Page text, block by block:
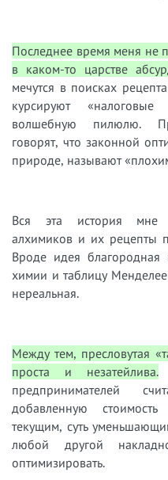
Последнее время меня не
в каком-то царстве
мечутся в поисках
курсируют«налоговые
волшебную пилюлю.
говорят, что законной
природе, называют «
Вся эта история мне
алхимиков и их рецепты
Вроде идея благородная
химии и таблицу
нереальная.
Между тем, пресловутая«
проста и незатейлива.
предпринимателей
добавленную
текущим, суть
любой другой
оптимизировать.